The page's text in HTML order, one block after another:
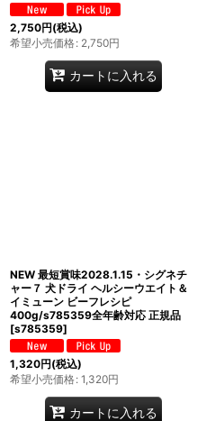
2,750円(税込)
希望小売価格: 2,750円
カートに入れる
NEW 最短賞味2028.1.15・シグネチ
ャー７ 犬ドライ ヘルシーウエイト＆
イミューン ビーフレシピ
400g/s785359全年齢対応 正規品
[s785359]
1,320円(税込)
希望小売価格: 1,320円
カートに入れる